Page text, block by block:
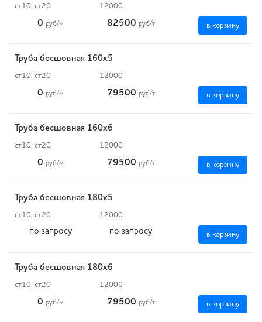
ст10, ст20 12000
0 руб/м 82500 руб/т в корзину
Труба бесшовная 160х5
ст10, ст20 12000
0 руб/м 79500 руб/т в корзину
Труба бесшовная 160х6
ст10, ст20 12000
0 руб/м 79500 руб/т в корзину
Труба бесшовная 180х5
ст10, ст20 12000
по запросу по запросу в корзину
Труба бесшовная 180х6
ст10, ст20 12000
0 руб/м 79500 руб/т в корзину